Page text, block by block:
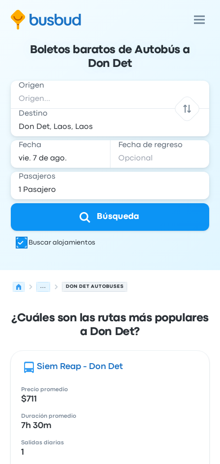
Boletos baratos de Autobús a
Don Det
Origen
Destino
Fecha Fecha de regreso
Pasajeros
Búsqueda
Buscar alojamientos
... DON DET AUTOBUSES
¿Cuáles son las rutas más populares
a Don Det?
Siem Reap - Don Det
Precio promedio
$711
Duración promedio
7h 30m
Salidas diarias
1